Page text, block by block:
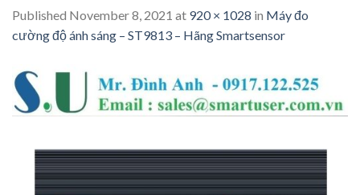
Published November 8, 2021 at 920 × 1028 in Máy đo
cường độ ánh sáng – ST9813 – Hãng Smartsensor